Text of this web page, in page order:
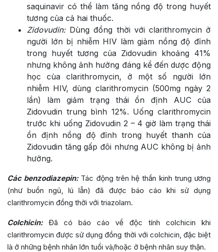
saquinavir có thể làm tăng nồng độ trong huyết
tương của cả hai thuốc.
Zidovudin:Dùng đồng thời với clarithromycin ở
người lớn bị nhiễm HIV làm giảm nồng độ đỉnh
trong huyết tương của Zidovudin khoảng 41%
nhưng không ảnh hưởng đáng kể đến dược động
học cùa clarithromycin, ở một số người lớn
nhiễm HIV, dùng clarithromycin (500mg ngày 2
lần) làm giảm trạng thái ổn định AUC của
Zidovudin trung bình 12%. Uống clarithromycin
trước khi uống Zidovudin 2 – 4 giờ làm trạng thái
ổn định nồng độ đỉnh trong huyết thanh của
Zidovudin tăng gấp đôi nhưng AUC không bị ảnh
hưởng.
Các benzodiazepin:Tác động trên hệ thần kinh trung ương
(như buồn ngủ, lú lẫn) đã được báo cáo khi sử dụng
clarithromycin đồng thời với triazolam.
Colchicin: Đã có báo cáo về độc tính colchicin khi
clarithromycin được sử dụng đồng thời với colchicin, đặc biệt
là ở những bệnh nhân lớn tuổi và/hoặc ở bệnh nhân suy thận.